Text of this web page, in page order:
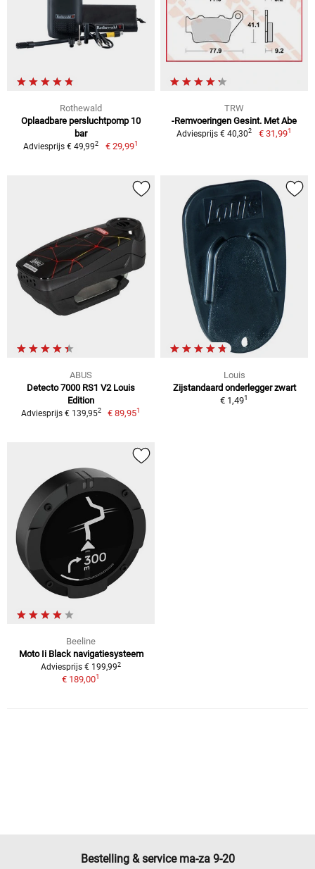
Rothewald
Oplaadbare persluchtpomp 10
bar
Adviesprijs € 49,992 € 29,991
TRW
-Remvoeringen Gesint. Met Abe
Adviesprijs € 40,302 € 31,991
ABUS
Detecto 7000 RS1 V2 Louis
Edition
Adviesprijs € 139,952 € 89,951
Louis
Zijstandaard onderlegger zwart
€ 1,491
Beeline
Moto Ii Black navigatiesysteem
Adviesprijs € 199,992
€ 189,001
Bestelling & service ma-za 9-20